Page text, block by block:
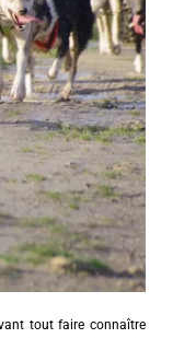
tout faire connaître